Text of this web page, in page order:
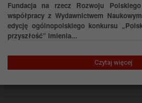
Fundacja na rzecz Rozwoju
współpracy z Wydawnictwem
edycję ogólnopolskiego konkursu
przyszłość” imienia...
Czytaj więcej